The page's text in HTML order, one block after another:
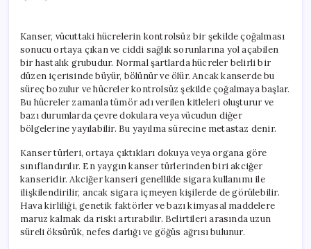
Kanser, vücuttaki hücrelerin kontrolsüz bir şekilde çoğalması
sonucu ortaya çıkan ve ciddi sağlık sorunlarına yol açabilen
bir hastalık grubudur. Normal şartlarda hücreler belirli bir
düzen içerisinde büyür, bölünür ve ölür. Ancak kanserde bu
süreç bozulur ve hücreler kontrolsüz şekilde çoğalmaya başlar.
Bu hücreler zamanla tümör adı verilen kitleleri oluşturur ve
bazı durumlarda çevre dokulara veya vücudun diğer
bölgelerine yayılabilir. Bu yayılma sürecine metastaz denir.
Kanser türleri, ortaya çıktıkları dokuya veya organa göre
sınıflandırılır. En yaygın kanser türlerinden biri akciğer
kanseridir. Akciğer kanseri genellikle sigara kullanımı ile
ilişkilendirilir, ancak sigara içmeyen kişilerde de görülebilir.
Hava kirliliği, genetik faktörler ve bazı kimyasal maddelere
maruz kalmak da riski artırabilir. Belirtileri arasında uzun
süreli öksürük, nefes darlığı ve göğüs ağrısı bulunur.